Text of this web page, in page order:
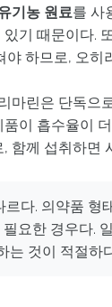
기농 원료를 사
기 때문이다.
하므로, 오히
마린은 단독으
이 흡수율이
함께 섭취하면
다. 의약품
요한 경우다.
는 것이 적절하